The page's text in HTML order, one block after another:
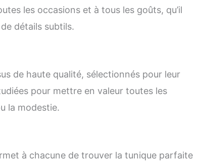
les occasions et à tous les goûts, qu’il
détails subtils.
de haute qualité, sélectionnés pour leur
pour mettre en valeur toutes les
la modestie.
à chacune de trouver la tunique parfaite